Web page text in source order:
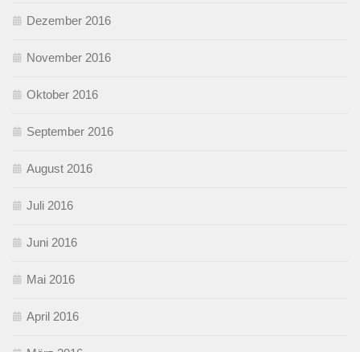
Dezember 2016
November 2016
Oktober 2016
September 2016
August 2016
Juli 2016
Juni 2016
Mai 2016
April 2016